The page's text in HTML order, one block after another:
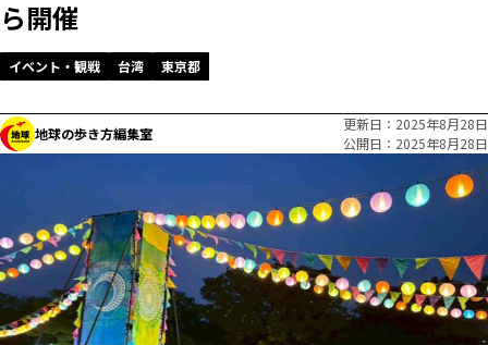
ら開催
イベント・観戦 台湾 東京都
地球の歩き方編集室
更新日
2025年8月28日
公開日
2025年8月28日